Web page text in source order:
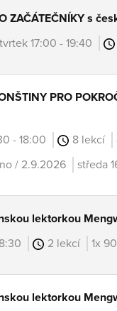
ZAČÁTEČNÍKY s
17:00 - 19:40
PRO
- 18:00 8 lekcí
/ 2.9.2026
středa
lektorkou
2 lekcí 1x
lektorkou